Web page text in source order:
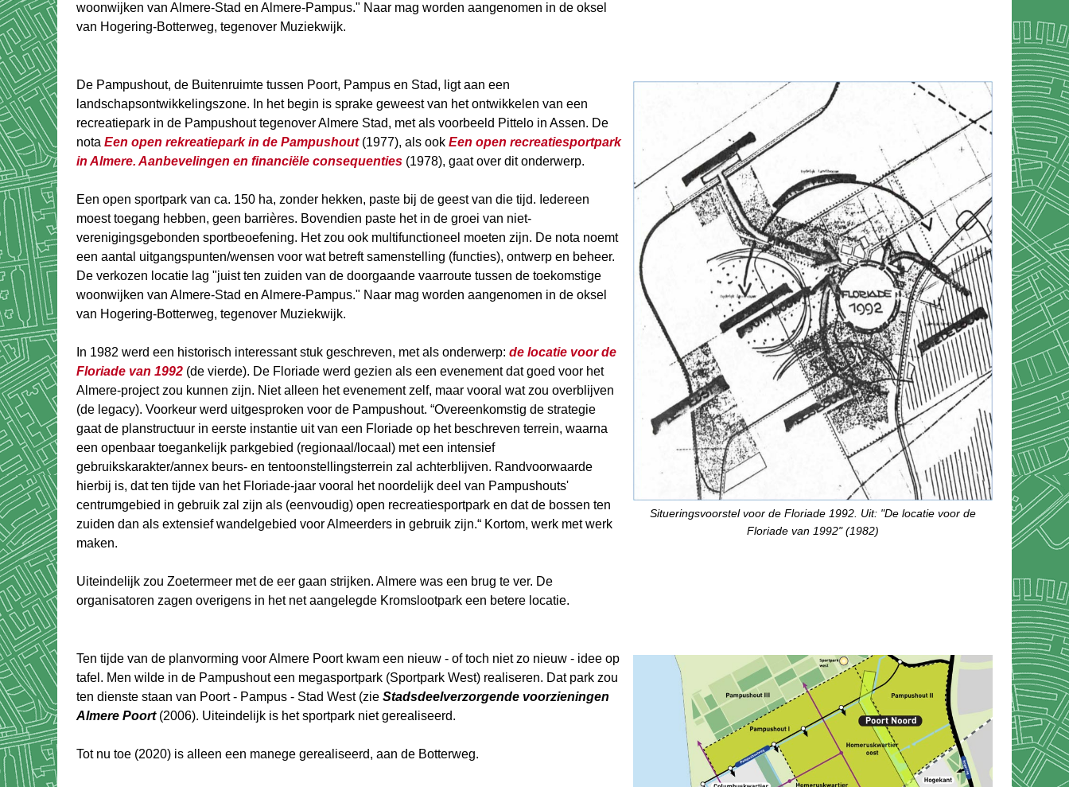
woonwijken van Almere-Stad en Almere-Pampus." Naar mag worden aangenomen in de oksel
van Hogering-Botterweg, tegenover Muziekwijk.
De Pampushout, de Buitenruimte tussen Poort, Pampus en Stad, ligt aan een
landschapsontwikkelingszone. In het begin is sprake geweest van het ontwikkelen van een
recreatiepark in de Pampushout tegenover Almere Stad, met als voorbeeld Pittelo in Assen. De
nota Een open rekreatiepark in de Pampushout (1977), als ook Een open recreatiesportpark
in Almere. Aanbevelingen en financiële consequenties (1978), gaat over dit onderwerp.
Een open sportpark van ca. 150 ha, zonder hekken, paste bij de geest van die tijd. Iedereen
moest toegang hebben, geen barrières. Bovendien paste het in de groei van niet-
verenigingsgebonden sportbeoefening. Het zou ook multifunctioneel moeten zijn. De nota noemt
een aantal uitgangspunten/wensen voor wat betreft samenstelling (functies), ontwerp en beheer.
De verkozen locatie lag "juist ten zuiden van de doorgaande vaarroute tussen de toekomstige
woonwijken van Almere-Stad en Almere-Pampus." Naar mag worden aangenomen in de oksel
van Hogering-Botterweg, tegenover Muziekwijk.
In 1982 werd een historisch interessant stuk geschreven, met als onderwerp: de locatie voor de
Floriade van 1992 (de vierde). De Floriade werd gezien als een evenement dat goed voor het
Almere-project zou kunnen zijn. Niet alleen het evenement zelf, maar vooral wat zou overblijven
(de legacy). Voorkeur werd uitgesproken voor de Pampushout. “Overeenkomstig de strategie
gaat de planstructuur in eerste instantie uit van een Floriade op het beschreven terrein, waarna
een openbaar toegankelijk parkgebied (regionaal/locaal) met een intensief
gebruikskarakter/annex beurs- en tentoonstellingsterrein zal achterblijven. Randvoorwaarde
hierbij is, dat ten tijde van het Floriade-jaar vooral het noordelijk deel van Pampushouts'
centrumgebied in gebruik zal zijn als (eenvoudig) open recreatiesportpark en dat de bossen ten
zuiden dan als extensief wandelgebied voor Almeerders in gebruik zijn.“ Kortom, werk met werk
maken.
Uiteindelijk zou Zoetermeer met de eer gaan strijken. Almere was een brug te ver. De
organisatoren zagen overigens in het net aangelegde Kromslootpark een betere locatie.
Situeringsvoorstel voor de Floriade 1992. Uit: "De locatie voor de
Floriade van 1992" (1982)
Ten tijde van de planvorming voor Almere Poort kwam een nieuw - of toch niet zo nieuw - idee op
tafel. Men wilde in de Pampushout een megasportpark (Sportpark West) realiseren. Dat park zou
ten dienste staan van Poort - Pampus - Stad West (zie Stadsdeelverzorgende voorzieningen
Almere Poort (2006). Uiteindelijk is het sportpark niet gerealiseerd.
Tot nu toe (2020) is alleen een manege gerealiseerd, aan de Botterweg.